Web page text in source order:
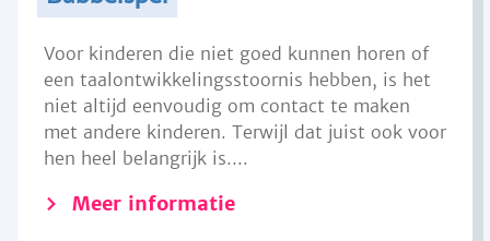
Voor kinderen die niet goed kunnen horen of
een taalontwikkelingsstoornis hebben, is het
niet altijd eenvoudig om contact te maken
met andere kinderen. Terwijl dat juist ook voor
hen heel belangrijk is....
Meer informatie